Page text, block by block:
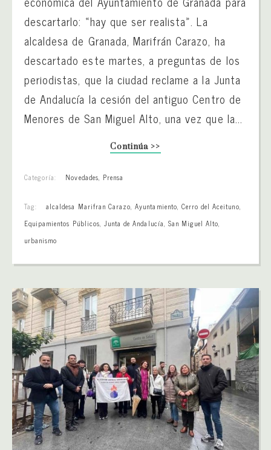
descartarlo: «hay que ser realista». La
alcaldesa de Granada, Marifrán Carazo, ha
descartado este martes, a preguntas de los
periodistas, que la ciudad reclame a la Junta
de Andalucía la cesión del antiguo Centro de
Menores de San Miguel Alto, una vez que la...
Continúa >>
Categoría: Novedades, Prensa
Tag: alcaldesa Marifran Carazo,Ayuntamiento, Cerro del Aceituno,
Equipamientos Públicos, Junta de Andalucía, San Miguel Alto,
urbanismo